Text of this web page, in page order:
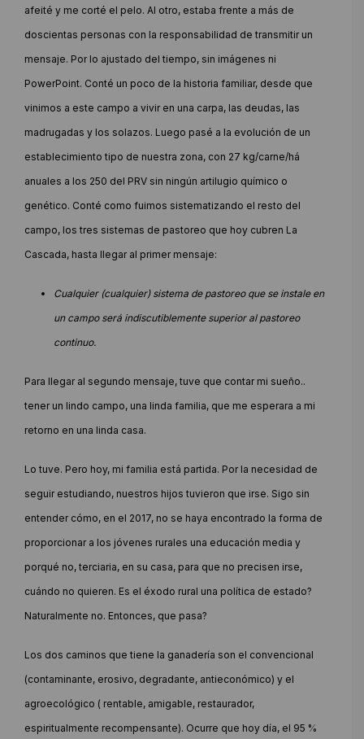
afeité y me corté el pelo. Al otro, estaba frente a más de
doscientas personas con la responsabilidad de transmitir un
mensaje. Por lo ajustado del tiempo, sin imágenes ni
PowerPoint. Conté un poco de la historia familiar, desde que
vinimos a este campo a vivir en una carpa, las deudas, las
madrugadas y los solazos. Luego pasé a la evolución de un
establecimiento tipo de nuestra zona, con 27 kg/carne/há
anuales a los 250 del PRV sin ningún artilugio químico o
genético. Conté como fuimos sistematizando el resto del
campo, los tres sistemas de pastoreo que hoy cubren La
Cascada, hasta llegar al primer mensaje:
Cualquier (cualquier) sistema de pastoreo que se instale en
un campo será indiscutiblemente superior al pastoreo
continuo.
Para llegar al segundo mensaje, tuve que contar mi sueño..
tener un lindo campo, una linda familia, que me esperara a mi
retorno en una linda casa.
Lo tuve. Pero hoy, mi familia está partida. Por la necesidad de
seguir estudiando, nuestros hijos tuvieron que irse. Sigo sin
entender cómo, en el 2017, no se haya encontrado la forma de
proporcionar a los jóvenes rurales una educación media y
porqué no, terciaria, en su casa, para que no precisen irse,
cuándo no quieren. Es el éxodo rural una política de estado?
Naturalmente no. Entonces, que pasa?
Los dos caminos que tiene la ganadería son el convencional
(contaminante, erosivo, degradante, antieconómico) y el
agroecológico ( rentable, amigable, restaurador,
espiritualmente recompensante). Ocurre que hoy día, el 95 %